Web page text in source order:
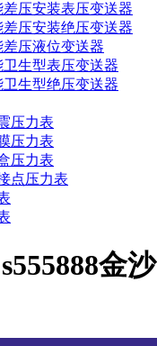
差压安装表压变送器
差压安装绝压变送器
差压液位变送器
卫生型表压变送器
卫生型绝压变送器
压力表
压力表
压力表
点压力表
金沙